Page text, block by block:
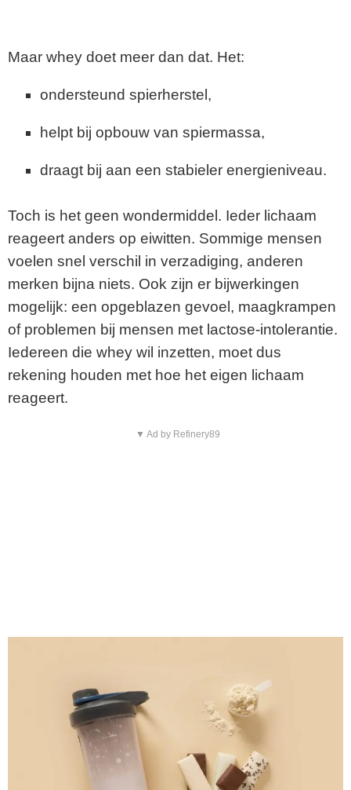
Maar whey doet meer dan dat. Het:
ondersteund spierherstel,
helpt bij opbouw van spiermassa,
draagt bij aan een stabieler energieniveau.
Toch is het geen wondermiddel. Ieder lichaam
reageert anders op eiwitten. Sommige mensen
voelen snel verschil in verzadiging, anderen
merken bijna niets. Ook zijn er bijwerkingen
mogelijk: een opgeblazen gevoel, maagkrampen
of problemen bij mensen met lactose-intolerantie.
Iedereen die whey wil inzetten, moet dus
rekening houden met hoe het eigen lichaam
reageert.
▼ Ad by Refinery89